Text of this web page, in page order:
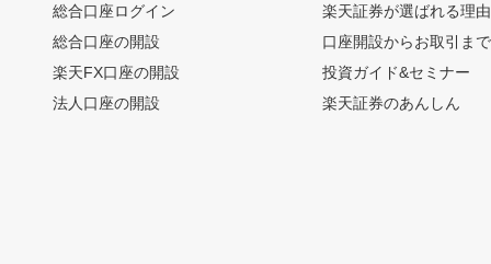
総合口座ログイン
総合口座の開設
楽天FX口座の開設
法人口座の開設
楽天証券が選ばれる理由
口座開設からお取引ま
投資ガイド&セミナー
楽天証券のあんしん